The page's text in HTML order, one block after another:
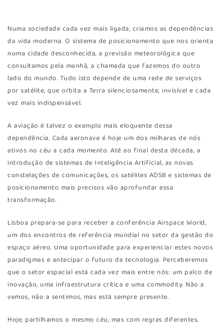
Numa sociedade cada vez mais ligada, criamos as dependências
da vida moderna. O sistema de posicionamento que nos orienta
numa cidade desconhecida, a previsão meteorológica que
consultamos pela manhã, a chamada que fazemos do outro
lado do mundo. Tudo isto depende de uma rede de serviços
por satélite, que orbita a Terra silenciosamente, invisível e cada
vez mais indispensável.
A aviação é talvez o exemplo mais eloquente dessa
dependência. Cada aeronave é hoje um dos milhares de nós
ativos no céu a cada momento. Até ao final desta década, a
introdução de sistemas de Inteligência Artificial, as novas
constelações de comunicações, os satélites ADSB e sistemas de
posicionamento mais precisos vão aprofundar essa
transformação.
Lisboa prepara-se para receber a conferência Airspace World,
um dos encontros de referência mundial no setor da gestão do
espaço aéreo. Uma oportunidade para experienciar estes novos
paradigmas e antecipar o futuro da tecnologia. Perceberemos
que o setor espacial está cada vez mais entre nós: um palco de
inovação, uma infraestrutura crítica e uma commodity. Não a
vemos, não a sentimos, mas está sempre presente.
Hoje, partilhamos o mesmo céu, mas com regras diferentes.